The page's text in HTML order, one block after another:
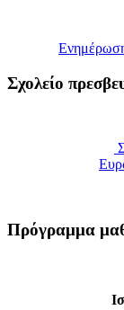
Σχολείο
Πρόγραμμα